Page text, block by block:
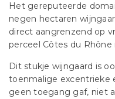
Het gereputeerde
negen hectaren
direct aangrenzend op
perceel Côtes du
Dit stukje wijngaard is
toenmalige excentrieke
geen toegang gaf, niet